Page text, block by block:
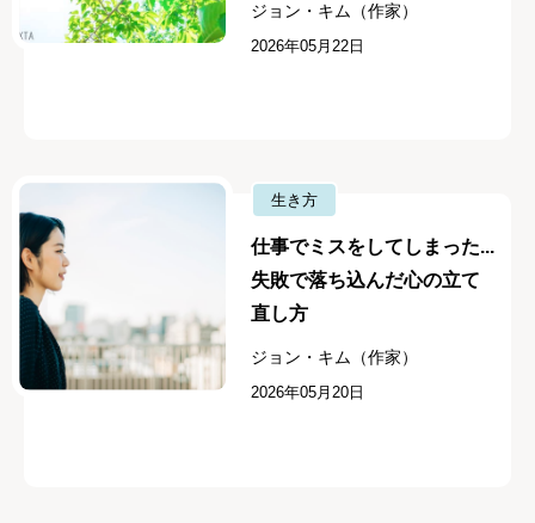
ジョン・キム（作家）
2026年05月22日
生き方
仕事でミスをしてしまった...
失敗で落ち込んだ心の立て
直し方
ジョン・キム（作家）
2026年05月20日